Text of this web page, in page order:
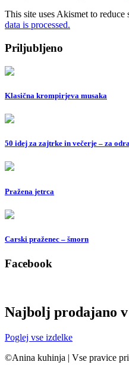
This site uses Akismet to reduce
data is processed.
Priljubljeno
Klasična krompirjeva musaka
50 idej za zajtrke in večerje – za
Pražena jetrca
Carski praženec – šmorn
Facebook
Najbolj prodajano
Poglej vse izdelke
©Anina kuhinja | Vse pravice